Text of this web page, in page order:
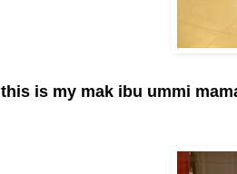
this is my mak ibu ummi